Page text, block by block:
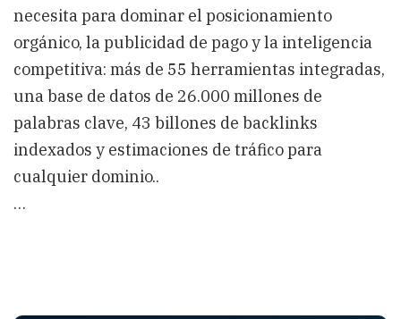
necesita para dominar el posicionamiento
orgánico, la publicidad de pago y la inteligencia
competitiva: más de 55 herramientas integradas,
una base de datos de 26.000 millones de
palabras clave, 43 billones de backlinks
indexados y estimaciones de tráfico para
cualquier dominio..
…